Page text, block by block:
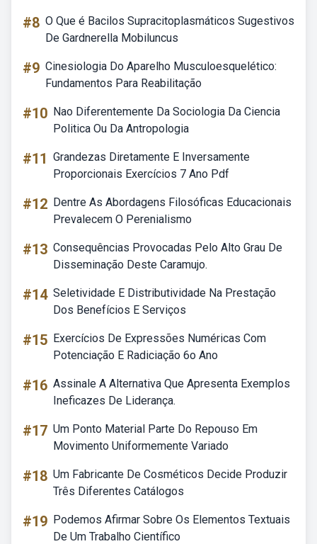
#8 O Que é Bacilos Supracitoplasmáticos Sugestivos
De Gardnerella Mobiluncus
#9 Cinesiologia Do Aparelho Musculoesquelético:
Fundamentos Para Reabilitação
#10 Nao Diferentemente Da Sociologia Da Ciencia
Politica Ou Da Antropologia
#11 Grandezas Diretamente E Inversamente
Proporcionais Exercícios 7 Ano Pdf
#12 Dentre As Abordagens Filosóficas Educacionais
Prevalecem O Perenialismo
#13 Consequências Provocadas Pelo Alto Grau De
Disseminação Deste Caramujo.
#14 Seletividade E Distributividade Na Prestação
Dos Benefícios E Serviços
#15 Exercícios De Expressões Numéricas Com
Potenciação E Radiciação 6o Ano
#16 Assinale A Alternativa Que Apresenta Exemplos
Ineficazes De Liderança.
#17 Um Ponto Material Parte Do Repouso Em
Movimento Uniformemente Variado
#18 Um Fabricante De Cosméticos Decide Produzir
Três Diferentes Catálogos
#19 Podemos Afirmar Sobre Os Elementos Textuais
De Um Trabalho Científico